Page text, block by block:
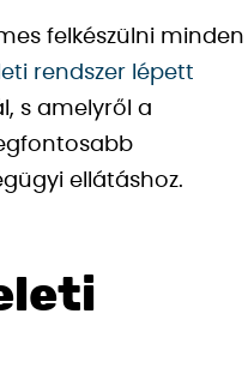
felkészülni minden
rendszer lépett
s amelyről a
ellátáshoz.